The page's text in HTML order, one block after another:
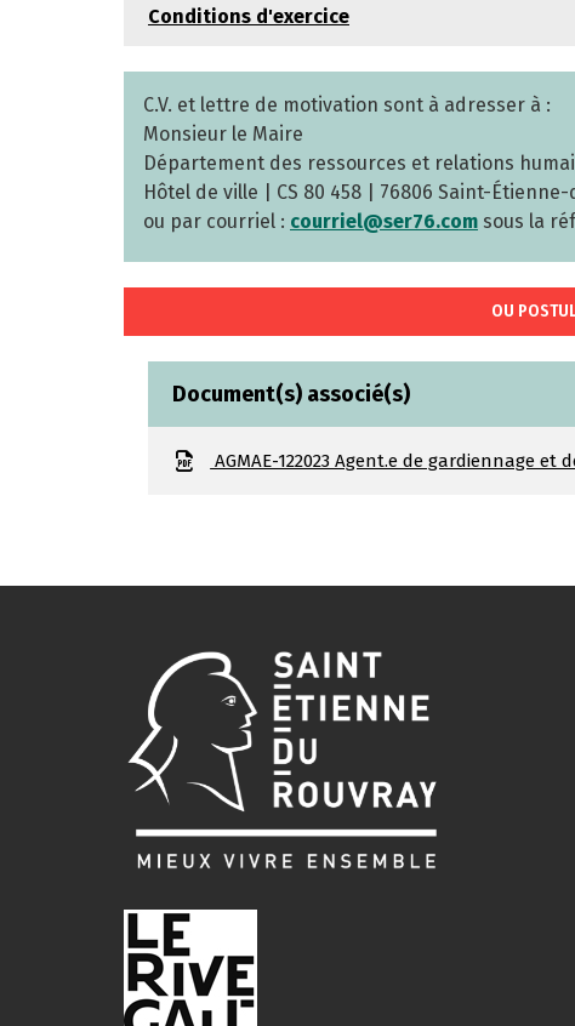
Conditions d'exercice
C.V. et lettre de motivation sont à adresser à :
Monsieur le Maire
Département des ressources et relations
Hôtel de ville | CS 80 458 | 76806 Saint-Étienne-
ou par courriel : courriel@ser76.com sous la
OU
Document(s) associé(s)
AGMAE-122023 Agent.e de gardiennage et